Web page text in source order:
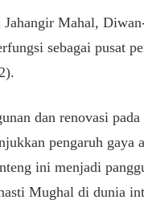
Jahangir Mahal,
sebagai pusat
dan renovasi
pengaruh gaya
ini menjadi
Mughal di dunia